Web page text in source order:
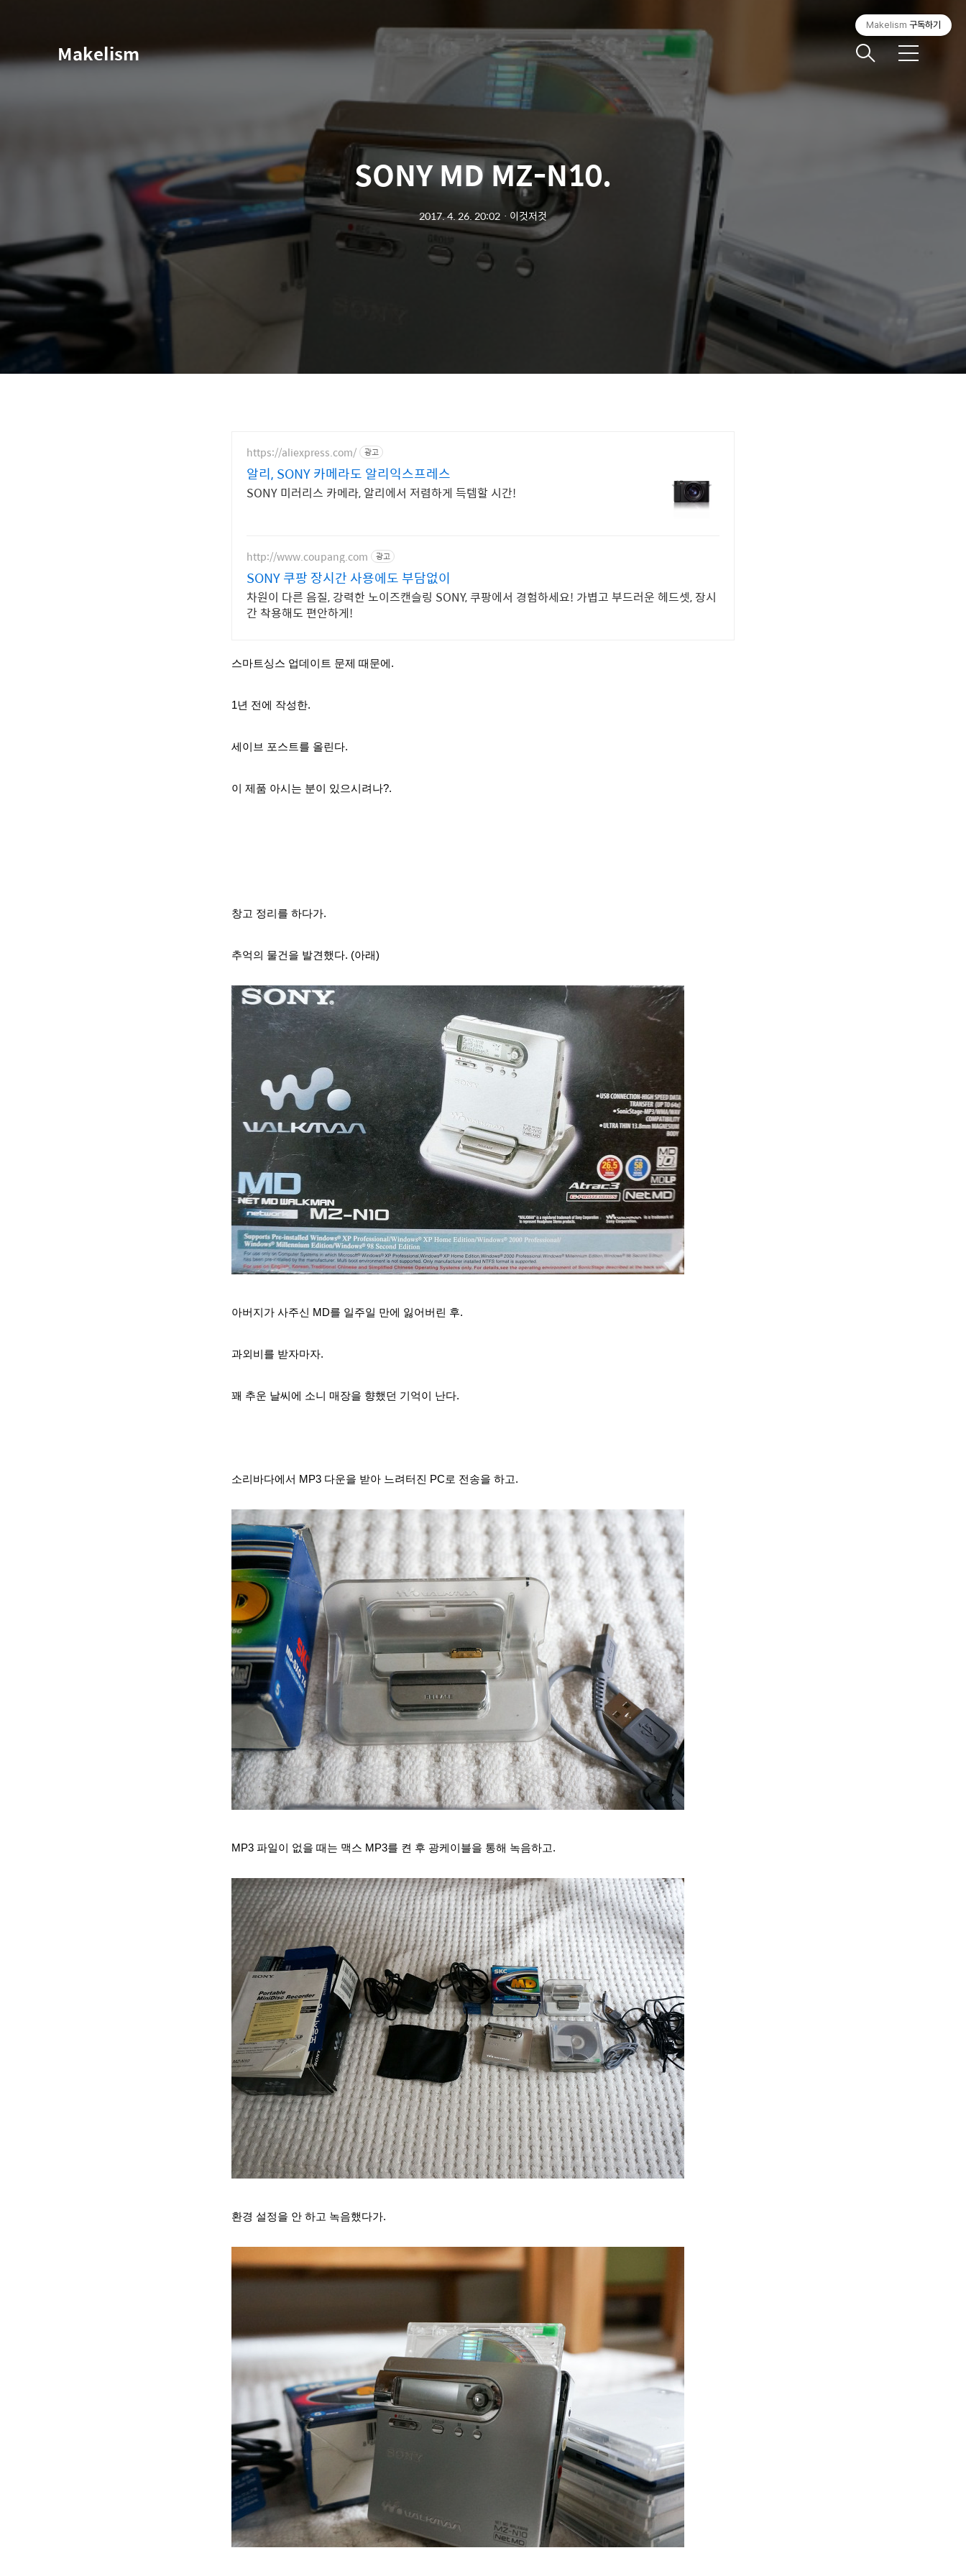
Makelism 메
SONY MD MZ-N10.
2017. 4. 26. 20:02 ㆍ 이것저것
https://aliexpress.com/ 광고
알리, SONY 카메라도 알리익스프레스
SONY 미러리스 카메라, 알리에서 저렴하게 득템할 시간!
http://www.coupang.com 광고
SONY 쿠팡 장시간 사용에도 부담없이
차원이 다른 음질, 강력한 노이즈캔슬링 SONY, 쿠팡에서 경험하세요! 가볍고 부드러운 헤드셋, 장시
간 착용해도 편안하게!
스마트싱스 업데이트 문제 때문에.
1년 전에 작성한.
세이브 포스트를 올린다.
이 제품 아시는 분이 있으시려나?.
창고 정리를 하다가.
추억의 물건을 발견했다. (아래)
아버지가 사주신 MD를 일주일 만에 잃어버린 후.
과외비를 받자마자.
꽤 추운 날씨에 소니 매장을 향했던 기억이 난다.
소리바다에서 MP3 다운을 받아 느려터진 PC로 전송을 하고.
MP3 파일이 없을 때는 맥스 MP3를 켠 후 광케이블을 통해 녹음하고.
환경 설정을 안 하고 녹음했다가.
Makelism 구독하기